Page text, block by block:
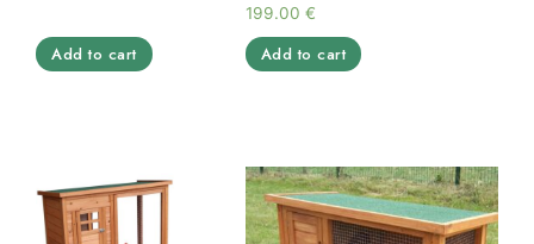
Add to cart
199.00 €
Add to cart